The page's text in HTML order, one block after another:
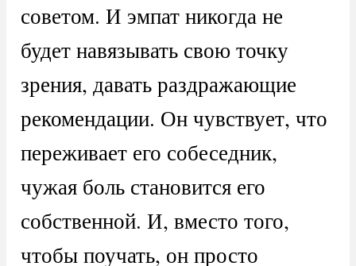
советом. И эмпат никогда не
будет навязывать свою точку
зрения, давать раздражающие
рекомендации. Он чувствует, что
переживает его собеседник,
чужая боль становится его
собственной. И, вместо того,
чтобы поучать, он просто